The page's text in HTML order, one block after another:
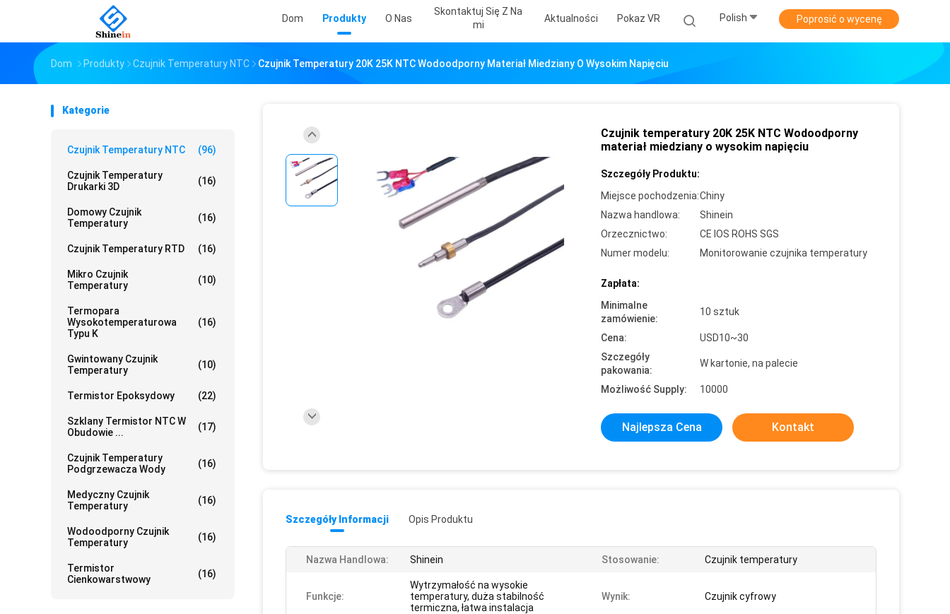
Dom Produkty O Nas
Skontaktuj Się Z Na
Mi
Aktualności Pokaz VR Polish Poprosić o wycenę
Dom Produkty Czujnik Temperatury NTC Czujnik Temperatury 20K 25K NTC Wodoodporny Materiał Miedziany O Wysokim Napięciu
Kategorie
Czujnik Temperatury NTC (96)
Czujnik Temperatury
Drukarki 3D
(16)
Domowy Czujnik
Temperatury
(16)
Czujnik Temperatury RTD (16)
Mikro Czujnik
Temperatury
(10)
Termopara
Wysokotemperaturowa
Typu K
(16)
Gwintowany Czujnik
Temperatury
(10)
Termistor Epoksydowy (22)
Szklany Termistor NTC W
Obudowie ...
(17)
Czujnik Temperatury
Podgrzewacza Wody
(16)
Medyczny Czujnik
Temperatury
(16)
Wodoodporny Czujnik
Temperatury
(16)
Termistor
Cienkowarstwowy
(16)
Czujnik temperatury 20K 25K NTC Wodoodporny
materiał miedziany o wysokim napięciu
Szczegóły Produktu:
Miejsce pochodzenia:Chiny
Nazwa handlowa:
Shinein
Orzecznictwo:
CE IOS ROHS SGS
Numer modelu:
Monitorowanie czujnika temperatury
Zapłata:
Minimalne
zamówienie:
10 sztuk
Cena:
USD10~30
Szczegóły
pakowania:
W kartonie, na palecie
Możliwość Supply: 10000
Najlepsza Cena Kontakt
Szczegóły Informacji Opis Produktu
Nazwa Handlowa: Shinein Stosowanie: Czujnik temperatury
Funkcje:
Wytrzymałość na wysokie
temperatury, duża stabilność
termiczna, łatwa instalacja
Wynik: Czujnik cyfrowy